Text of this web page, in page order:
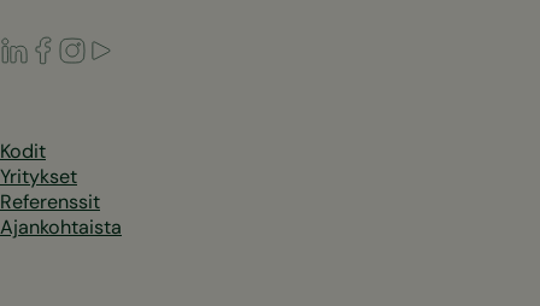
LinkedIn
Facebook
Instagram
Kodit
Yritykset
Referenssit
Ajankohtaista